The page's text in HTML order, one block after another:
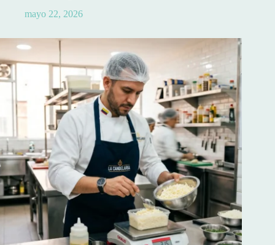
mayo 22, 2026